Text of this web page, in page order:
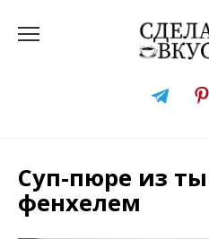
Суп-пюре из
фенхелем